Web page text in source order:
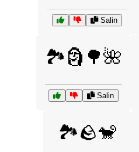
Salin
🏞️🗿🌳🌺
Salin
🏞️🪨🐒